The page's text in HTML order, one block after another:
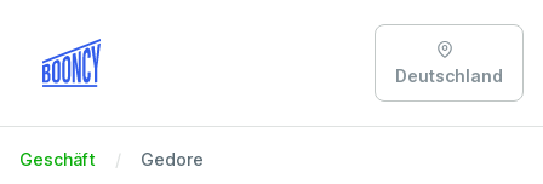
Deutschland
Geschäft Gedore